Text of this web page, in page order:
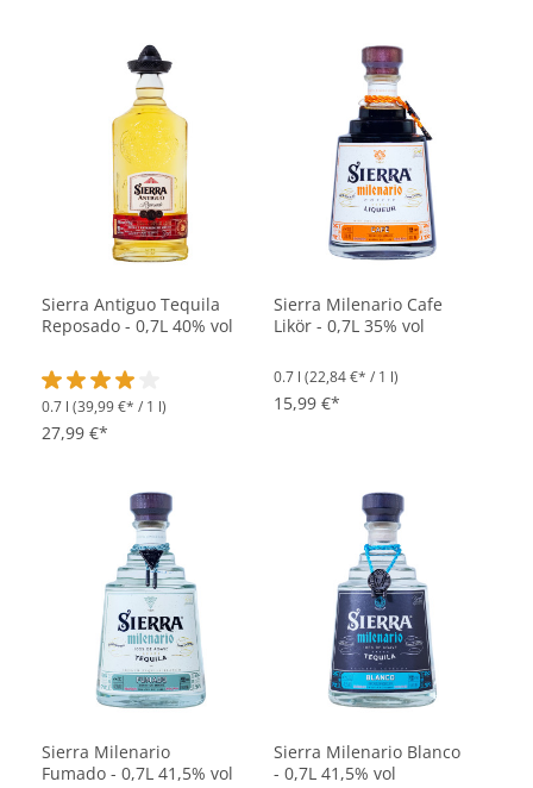
Sierra Antiguo Tequila
Reposado - 0,7L 40% vol
Durchschnittliche Bewertung von 4 von 5 Sternen
0.7 l (39,99 €* / 1 l)
27,99 €*
Sierra Milenario Cafe
Likör - 0,7L 35% vol
0.7 l (22,84 €* / 1 l)
15,99 €*
Sierra Milenario
Fumado - 0,7L 41,5% vol
Sierra Milenario Blanco
- 0,7L 41,5% vol